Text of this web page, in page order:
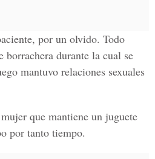
por un olvido. Todo
borrachera durante la cual se
mantuvo relaciones sexuales
que mantiene un juguete
por tanto tiempo.